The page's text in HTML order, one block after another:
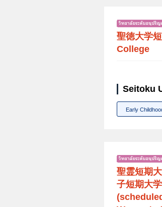
聖徳大学
College
Seitoku
Early
聖霊短期
子短期大